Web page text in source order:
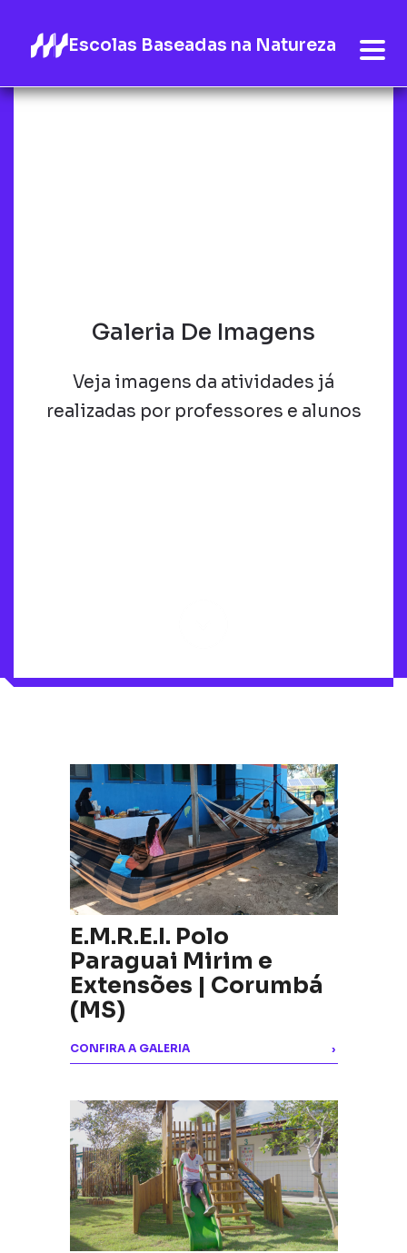
Escolas Baseadas na Natureza
Galeria De Imagens
Veja imagens da atividades já
realizadas por professores e alunos
E.M.R.E.I. Polo
Paraguai Mirim e
Extensões | Corumbá
(MS)
CONFIRA A GALERIA ›